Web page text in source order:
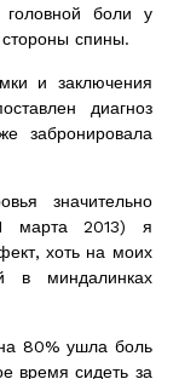
головной боли у
спины.
и заключения
диагноз
забронировала
значительно
марта 2013) я
хоть на моих
в миндалинках
80% ушла боль
время сидеть за